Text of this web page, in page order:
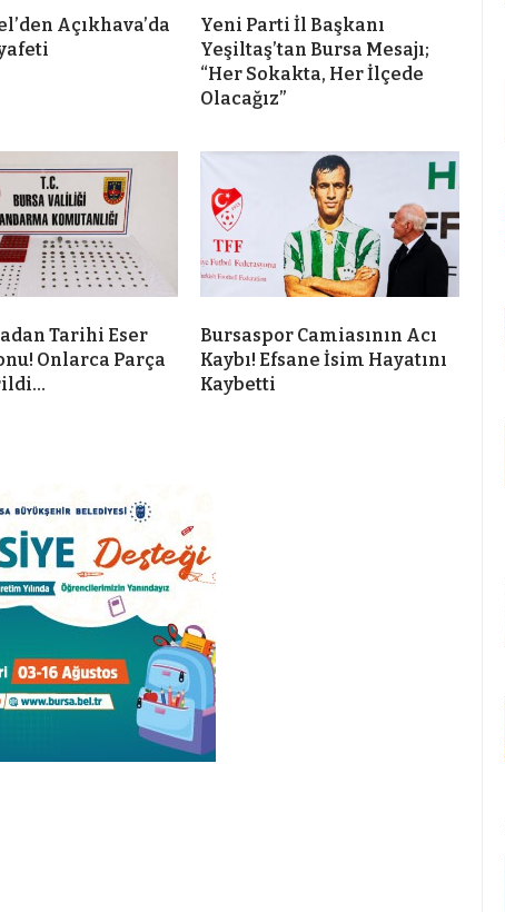
Açıkhava’da
Yeni Parti İl Başkanı
Yeşiltaş’tan Bursa Mesajı;
“Her Sokakta, Her İlçede
Olacağız”
Tarihi Eser
Onlarca Parça
Bursaspor Camiasının Acı
Kaybı! Efsane İsim Hayatını
Kaybetti